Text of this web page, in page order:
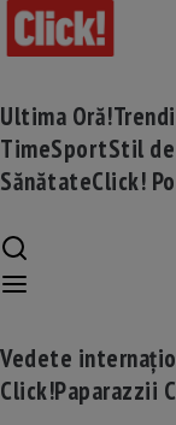
Ultima Oră!
TimeSportStil
SănătateClick!
Vedete
Click!Paparazzii